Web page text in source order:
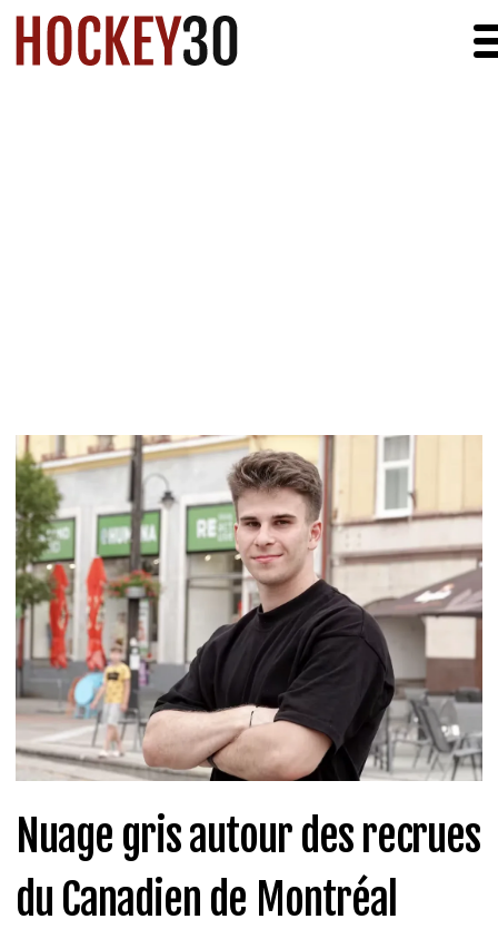
Nuage gris autour des recrues
du Canadien de Montréal